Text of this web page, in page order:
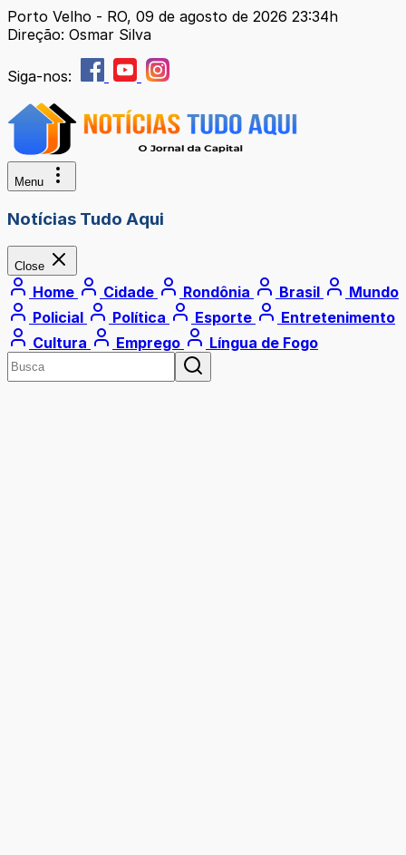
Porto Velho - RO, 09 de agosto de 2026 23:34h
Direção: Osmar Silva
Siga-nos:
Menu
Notícias Tudo Aqui
Close
Home Cidade Rondônia Brasil
Mundo
Policial
Política Esporte
Entretenimento
Cultura
Emprego Língua de Fogo